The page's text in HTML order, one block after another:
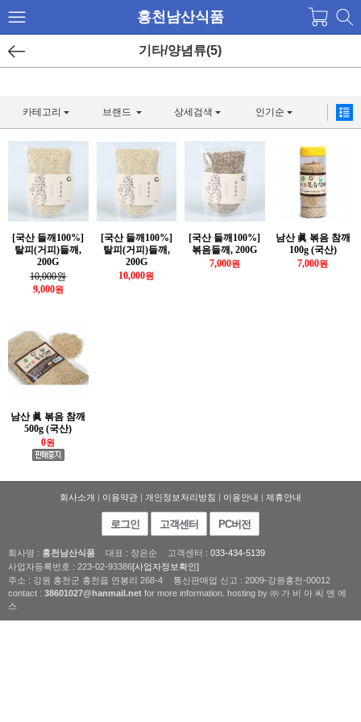
홍천남산식품
기타/양념류(5)
카테고리 브랜드 상세검색 인기순
[국산 들깨100%]
탈피(거피)들깨,
200G
10,000원
9,000원
[국산 들깨100%]
탈피(거피)들깨,
200G
10,000원
[국산 들깨100%]
볶음들깨, 200G
7,000원
남산 眞 볶음 참깨
100g (국산)
7,000원
남산 眞 볶음 참깨
500g (국산)
0원
회사소개 | 이용약관 | 개인정보처리방침 | 이용안내 | 제휴안내
로그인 고객센터 PC버전
회사명 : 홍천남산식품 대표 : 장은순 고객센터 : 033-434-5139
사업자등록번호 : 223-02-93386[사업자정보확인]
주소 : 강원 홍천군 홍천읍 연봉리 268-4
통신판매업 신고 : 2009-강원홍천-00012
contact : 38601027@hanmail.net for more information. hosting by ㈜ 가 비 아 씨 엔 에
스